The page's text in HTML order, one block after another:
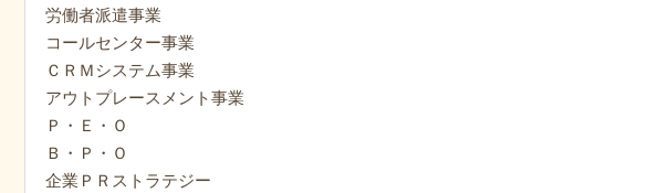
労働者派遣事業
コールセンター事業
ＣＲＭシステム事業
アウトプレースメント事業
Ｐ・Ｅ・Ｏ
Ｂ・Ｐ・Ｏ
企業ＰＲストラテジー